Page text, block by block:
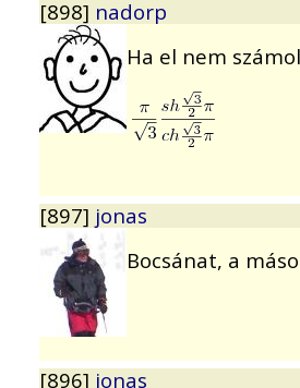
[898] nadorp
Ha el nem
[897] jonas
Bocsánat, a
[896] jonas